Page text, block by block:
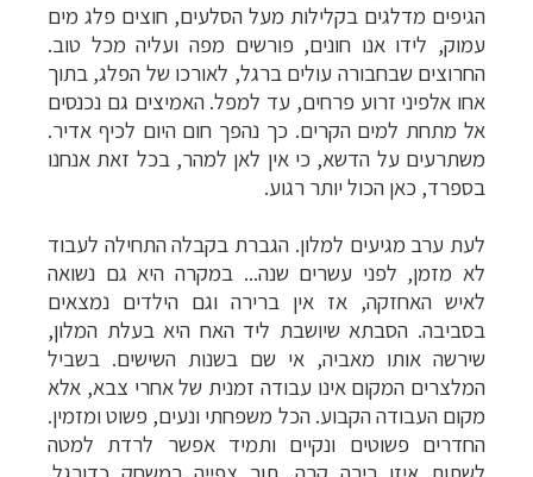
הגיפים מדלגים בקלילות מעל הסלעים, חוצים פלג מים
עמוק, לידו אנו חונים, פורשים מפה ועליה מכל טוב.
החרוצים שבחבורה עולים ברגל, לאורכו של הפלג, בתוך
אחו אלפיני זרוע פרחים, עד למפל. האמיצים גם נכנסים
אל מתחת למים הקרים. כך נהפך חום היום לכיף אדיר.
משתרעים על הדשא, כי אין לאן למהר, בכל זאת אנחנו
בספרד, כאן הכול יותר רגוע.
לעת ערב מגיעים למלון. הגברת בקבלה התחילה לעבוד
לא מזמן, לפני עשרים שנה... במקרה היא גם נשואה
לאיש האחזקה, אז אין ברירה וגם הילדים נמצאים
בסביבה. הסבתא שיושבת ליד האח היא בעלת המלון,
שירשה אותו מאביה, אי שם בשנות השישים. בשביל
המלצרים המקום אינו עבודה זמנית של אחרי צבא, אלא
מקום העבודה הקבוע. הכל משפחתי ונעים, פשוט ומזמין.
החדרים פשוטים ונקיים ותמיד אפשר לרדת למטה